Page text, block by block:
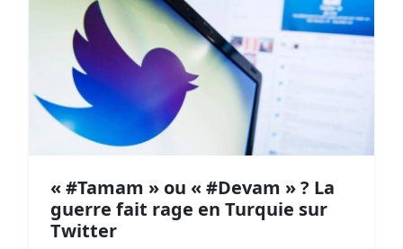
« #Tamam » ou « #Devam » ? La
guerre fait rage en Turquie sur
Twitter